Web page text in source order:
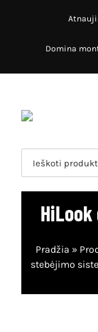
Domina
Pradžia
Produktų
Apsaugos
Apie mus
Search
for:
HiLook
Pradžia »
stebėjimo